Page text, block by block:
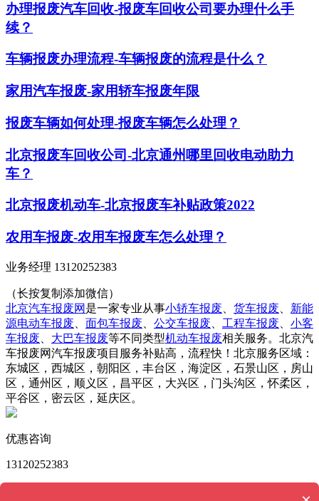
办理报废汽车回收-报废车回收公司要办理什么手
续？
车辆报废办理流程-车辆报废的流程是什么？
家用汽车报废-家用轿车报废年限
报废车辆如何处理-报废车辆怎么处理？
北京报废车回收公司-北京通州哪里回收电动助力
车？
北京报废机动车-北京报废车补贴政策2022
农用车报废-农用车报废车怎么处理？
业务经理 13120252383
（长按复制添加微信）
北京汽车报废网 是一家专业从事小轿车报废 货车报废
新能
源电动车报废
面包车报废 公交车报废 工程车报废
小客
车报废
大巴车报废等不同类型机动车报废相关服务。北京汽
车报废网汽车报废项目服务补贴高，流程快！北京服务区域：
东城区，西城区，朝阳区，丰台区，海淀区，石景山区，房山
区，通州区，顺义区，昌平区，大兴区，门头沟区，怀柔区，
平谷区，密云区，延庆区。
优惠咨询
13120252383